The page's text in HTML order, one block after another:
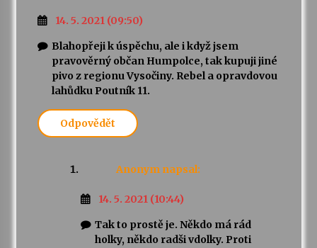
14. 5. 2021 (09:50)
Blahopřeji k úspěchu, ale i když jsem
pravověrný občan Humpolce, tak kupuji jiné
pivo z regionu Vysočiny. Rebel a opravdovou
lahůdku Poutník 11.
Odpovědět
Anonym napsal:
14. 5. 2021 (10:44)
Tak to prostě je. Někdo má rád
holky, někdo radši vdolky. Proti